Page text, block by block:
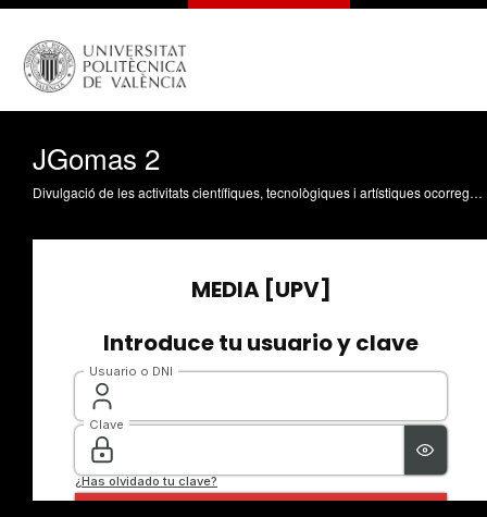
JGomas 2
Divulgació de les activitats científiques, tecnològiques i artístiques ocorregudes en els tres campus de la UPV